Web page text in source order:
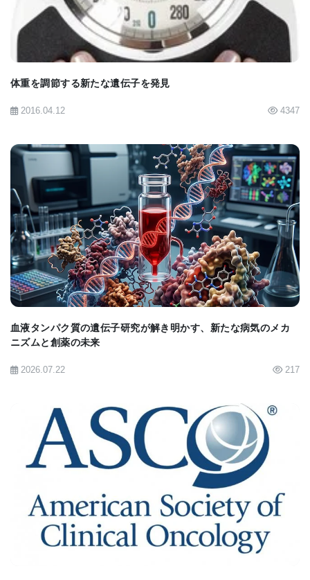
要であり、150以上の候補の機能評価が行われ、その
後、編集効率を高めるための標的タンパク質工学が
実施されました。
を用いた筋肉標的における強力なin vivo肝外編集の
最初の実証を科学界と共有できることを嬉しく思い
ます」と、Mammoth Biosciences社のCSO兼共同設
立者であるルーカス・ハリントン博士（Lucas
Harrington, PhD）は述べています。「Mammoth社
では、常にCRISPRの治療可能性を信じてきまし
た。この研究は、超小型システムが強力であり、単
一のAAVベクターで肝臓以外の組織に送達できるこ
とを示しています。」
本研究の主なポイントは以下の通りです：
第一世代CRISPRシステムに匹敵する編集効率:
マウス肝臓のPCSK9遺伝子をin vivoで標的とし
た場合、NanoCas™は約60%の飽和編集効率を
示し、サイズが約3倍大きいSaCas9（エスエ
ー・キャスナイン）と同等でした。両方の
CRISPRシステムは、血清PCSK9タンパク質を
検出不能レベルまで減少させました。
体重を調節する新たな遺伝子を発見
2016.04.12 4347
BIOMARKET JP
血液タンパク質の遺伝子研究が解き明かす、新たな病気のメカ
ニズムと創薬の未来
2026.07.22 217
BIOMARKET JP